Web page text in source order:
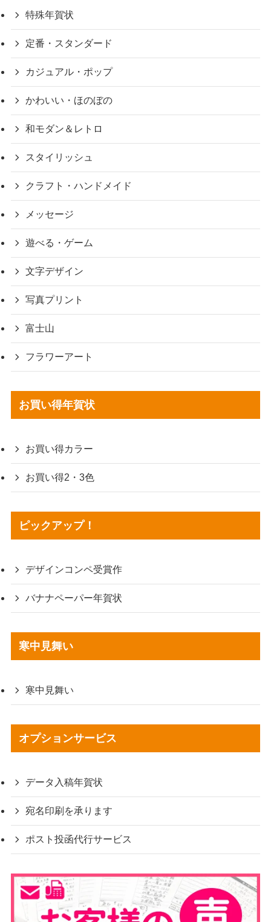
特殊年賀状
定番・スタンダード
カジュアル・ポップ
かわいい・ほのぼの
和モダン＆レトロ
スタイリッシュ
クラフト・ハンドメイド
メッセージ
遊べる・ゲーム
文字デザイン
写真プリント
富士山
フラワーアート
お買い得年賀状
お買い得カラー
お買い得2・3色
ピックアップ！
デザインコンペ受賞作
バナナペーパー年賀状
寒中見舞い
寒中見舞い
オプションサービス
データ入稿年賀状
宛名印刷を承ります
ポスト投函代行サービス